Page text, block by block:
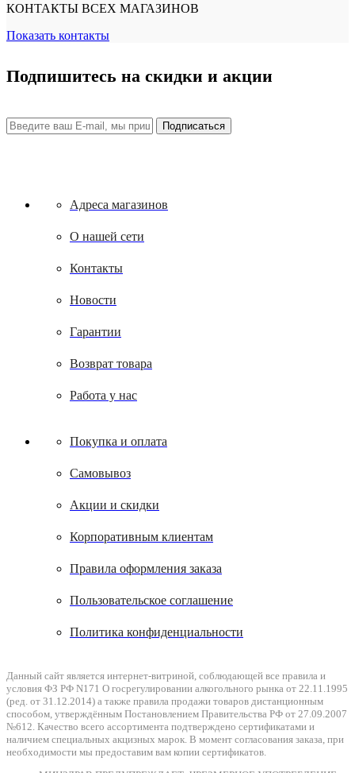
КОНТАКТЫ ВСЕХ МАГАЗИНОВ
Показать контакты
Подпишитесь на скидки и акции
Адреса магазинов
О нашей сети
Контакты
Новости
Гарантии
Возврат товара
Работа у нас
Покупка и оплата
Самовывоз
Акции и скидки
Корпоративным клиентам
Правила оформления заказа
Пользовательское соглашение
Политика конфиденциальности
Данный сайт является интернет-витриной, соблюдающей все правила и
условия ФЗ РФ N171 О госрегулировании алкогольного рынка от 22.11.1995
(ред. от 31.12.2014) а также правила продажи товаров дистанционным
способом, утверждённым Постановлением Правительства РФ от 27.09.2007
№612. Качество всего ассортимента подтверждено сертификатами и
наличием специальных акцизных марок. В момент согласования заказа, при
необходимости мы предоставим вам копии сертификатов.